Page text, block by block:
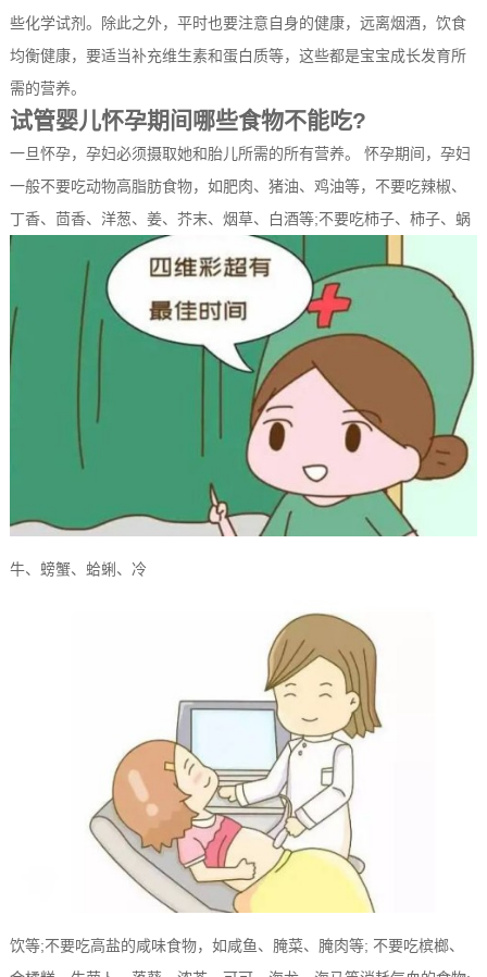
些化学试剂。除此之外，平时也要注意自身的健康，远离烟酒，饮食
均衡健康，要适当补充维生素和蛋白质等，这些都是宝宝成长发育所
需的营养。
试管婴儿怀孕期间哪些食物不能吃?
一旦怀孕，孕妇必须摄取她和胎儿所需的所有营养。 怀孕期间，孕妇
一般不要吃动物高脂肪食物，如肥肉、猪油、鸡油等，不要吃辣椒、
丁香、茴香、洋葱、姜、芥末、烟草、白酒等;不要吃柿子、柿子、蜗
牛、螃蟹、蛤蜊、冷
饮等;不要吃高盐的咸味食物，如咸鱼、腌菜、腌肉等; 不要吃槟榔、